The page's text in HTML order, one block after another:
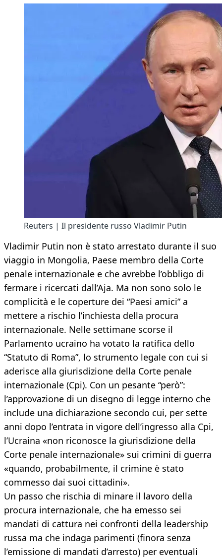
Reuters | Il presidente russo Vladimir Putin
Vladimir Putin non è stato arrestato durante il suo
viaggio in Mongolia, Paese membro della Corte
penale internazionale e che avrebbe l’obbligo di
fermare i ricercati dall’Aja. Ma non sono solo le
complicità e le coperture dei “Paesi amici” a
mettere a rischio l’inchiesta della procura
internazionale. Nelle settimane scorse il
Parlamento ucraino ha votato la ratifica dello
“Statuto di Roma”, lo strumento legale con cui si
aderisce alla giurisdizione della Corte penale
internazionale (Cpi). Con un pesante “però”:
l’approvazione di un disegno di legge interno che
include una dichiarazione secondo cui, per sette
anni dopo l’entrata in vigore dell’ingresso alla Cpi,
l’Ucraina «non riconosce la giurisdizione della
Corte penale internazionale» sui crimini di guerra
«quando, probabilmente, il crimine è stato
commesso dai suoi cittadini».
Un passo che rischia di minare il lavoro della
procura internazionale, che ha emesso sei
mandati di cattura nei confronti della leadership
russa ma che indaga parimenti (finora senza
l’emissione di mandati d’arresto) per eventuali